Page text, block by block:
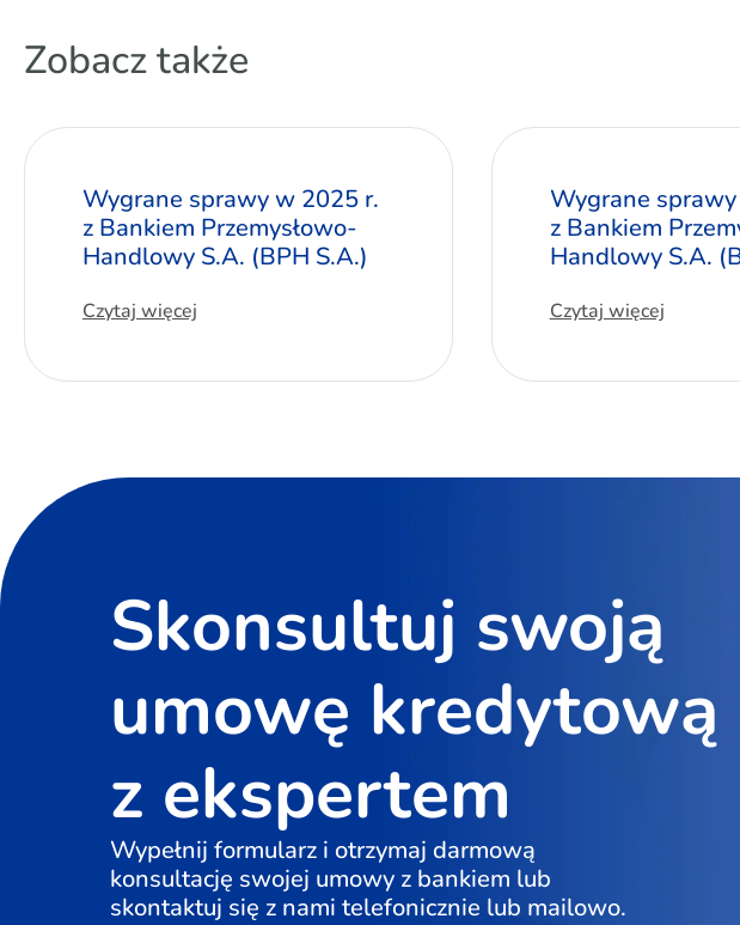
Zobacz także
Wygrane sprawy w 2025 r.
z Bankiem Przemysłowo-
Handlowy S.A. (BPH S.A.)
Czytaj więcej
Wygrane
z Bankiem
Handlowy S.A.
Czytaj więcej
Skonsultuj swoją
umowę kredytową
z ekspertem
Wypełnij formularz i otrzymaj darmową
konsultację swojej umowy z bankiem lub
skontaktuj się z nami telefonicznie lub mailowo.